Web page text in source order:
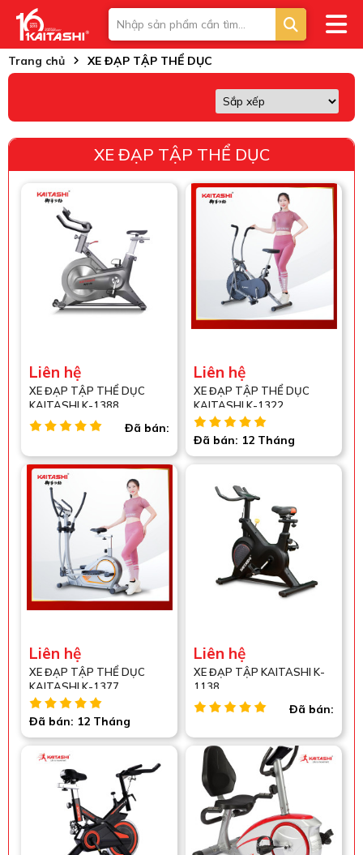
Trang chủ XE ĐẠP TẬP THỂ DỤC
XE ĐẠP TẬP THỂ DỤC
Liên hệ
XE ĐẠP TẬP THỂ DỤC
KAITASHI K-1388
Đã bán:
Liên hệ
XE ĐẠP TẬP THỂ DỤC
KAITASHI K-1322
Đã bán: 12 Tháng
Liên hệ
XE ĐẠP TẬP THỂ DỤC
KAITASHI K-1377
Đã bán: 12 Tháng
Liên hệ
XE ĐẠP TẬP KAITASHI K-
1138
Đã bán: